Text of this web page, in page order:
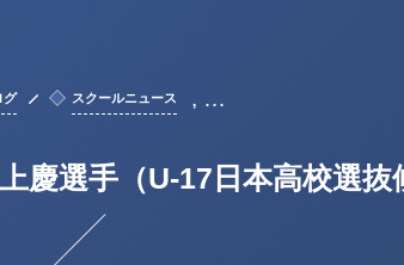
グ スクールニュース , …
慶選手（U-17日本高校選抜